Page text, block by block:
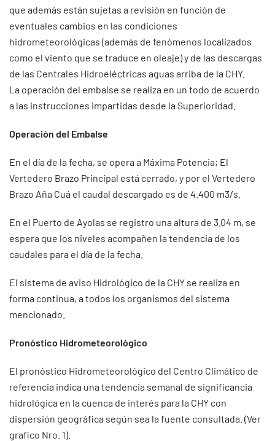
que además están sujetas a revisión en función de
eventuales cambios en las condiciones
hidrometeorológicas (además de fenómenos localizados
como el viento que se traduce en oleaje) y de las descargas
de las Centrales Hidroeléctricas aguas arriba de la CHY.
La operación del embalse se realiza en un todo de acuerdo
a las instrucciones impartidas desde la Superioridad.
Operación del Embalse
En el día de la fecha, se opera a Máxima Potencia; El
Vertedero Brazo Principal está cerrado, y por el Vertedero
Brazo Aña Cuá el caudal descargado es de 4.400 m3/s.
En el Puerto de Ayolas se registro una altura de 3.04 m, se
espera que los niveles acompañen la tendencia de los
caudales para el día de la fecha.
El sistema de aviso Hidrológico de la CHY se realiza en
forma continua, a todos los organismos del sistema
mencionado.
Pronóstico Hidrometeorológico
El pronóstico Hidrometeorológico del Centro Climático de
referencia indica una tendencia semanal de significancia
hidrológica en la cuenca de interés para la CHY con
dispersión geográfica según sea la fuente consultada. (Ver
grafico Nro. 1).